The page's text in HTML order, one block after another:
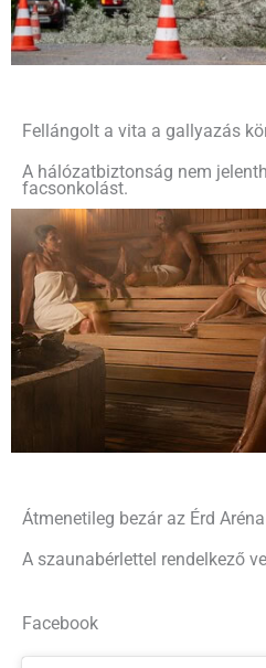
Fellángolt a vita a gallyazás
A hálózatbiztonság nem
facsonkolást.
Átmenetileg bezár az Érd
A szaunabérlettel rendelkező
Facebook